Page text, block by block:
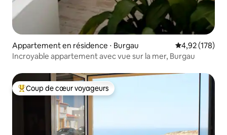
Appartement en résidence ⋅ Burgau Évaluation
4,92 (178)
Incroyable appartement avec vue sur la mer, Burgau
Coups de cœur voyageurs les plus appréciés
Coup de cœur voyageurs